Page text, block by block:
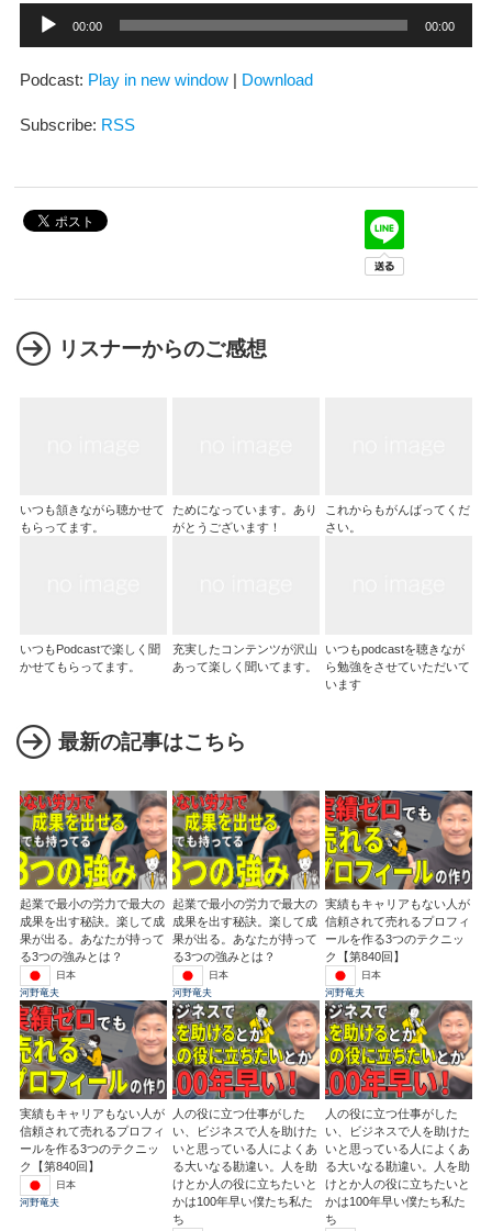
プ
ー
ー
00:00 00:00
Podcast: Play in new window | Download
Subscribe: RSS
リスナーからのご感想
いつも頷きながら聴かせて
もらってます。
ためになっています。あり
がとうございます！
これからもがんばってくだ
さい。
いつもPodcastで楽しく聞
かせてもらってます。
充実したコンテンツが沢山
あって楽しく聞いてます。
いつもpodcastを聴きなが
ら勉強をさせていただいて
います
最新の記事はこちら
起業で最小の労力で最大の
成果を出す秘訣。楽して成
果が出る。あなたが持って
る3つの強みとは？
日本
河野竜夫
起業で最小の労力で最大の
成果を出す秘訣。楽して成
果が出る。あなたが持って
る3つの強みとは？
日本
河野竜夫
実績もキャリアもない人が
信頼されて売れるプロフィ
ールを作る3つのテクニッ
ク【第840回】
日本
河野竜夫
実績もキャリアもない人が
信頼されて売れるプロフィ
ールを作る3つのテクニッ
ク【第840回】
日本
河野竜夫
人の役に立つ仕事がした
い、ビジネスで人を助けた
いと思っている人によくあ
る大いなる勘違い。人を助
けとか人の役に立ちたいと
かは100年早い僕たち私た
ち
人の役に立つ仕事がした
い、ビジネスで人を助けた
いと思っている人によくあ
る大いなる勘違い。人を助
けとか人の役に立ちたいと
かは100年早い僕たち私た
ち